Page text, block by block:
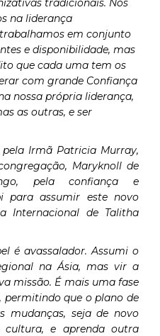
tradicionais. Nós
na liderança
em conjunto
e disponibilidade, mas
que cada uma tem os
com grande Confiança
nossa própria liderança,
as outras, e ser
Irmã Patricia Murray,
Maryknoll de
pela confiança e
para assumir este novo
Internacional de Talitha
é avassalador. Assumi o
na Ásia, mas vir a
missão. É mais uma fase
que o plano de
mudanças, seja de novo
cultura, e aprenda outra